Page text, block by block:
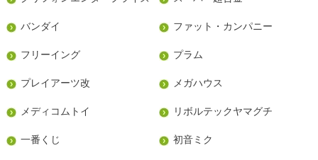
バンダイ ファット・カンパニー
フリーイング プラム
プレイアーツ改 メガハウス
メディコムトイ リボルテックヤマグチ
一番くじ 初音ミク